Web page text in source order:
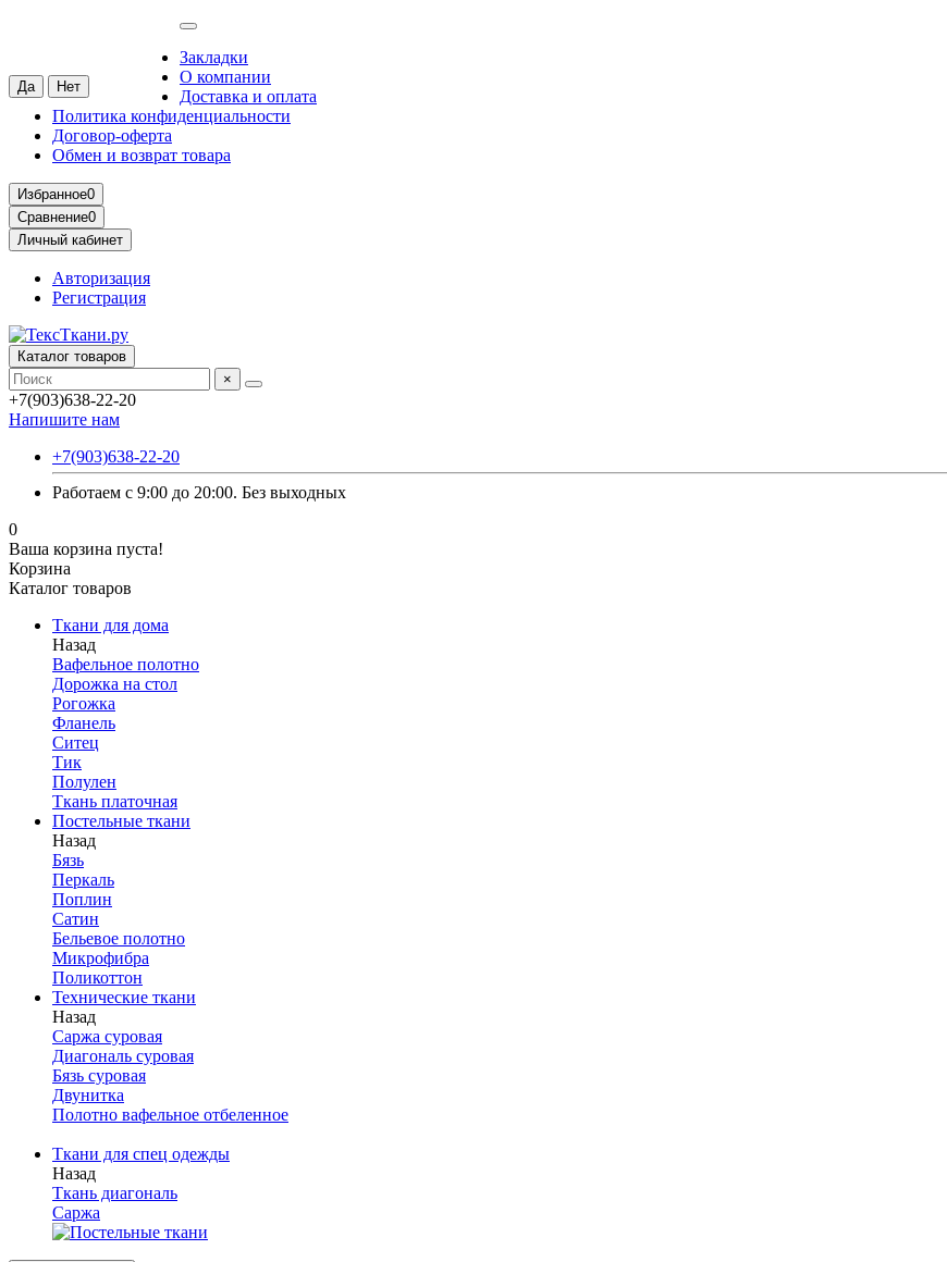
Закладки
О компании
Доставка и оплата
Политика конфиденциальности
Договор-оферта
Обмен и возврат товара
Избранное0
Сравнение0
Личный кабинет
Авторизация
Регистрация
Каталог товаров
×
+7(903)638-22-20
Напишите нам
+7(903)638-22-20
Работаем с 9:00 до 20:00. Без выходных
0
Ваша корзина пуста!
Корзина
Каталог товаров
Ткани для дома
Назад
Вафельное полотно
Дорожка на стол
Рогожка
Фланель
Ситец
Тик
Полулен
Ткань платочная
Постельные ткани
Назад
Бязь
Перкаль
Поплин
Сатин
Бельевое полотно
Микрофибра
Поликоттон
Технические ткани
Назад
Саржа суровая
Диагональ суровая
Бязь суровая
Двунитка
Полотно вафельное отбеленное
Ткани для спец одежды
Назад
Ткань диагональ
Саржа